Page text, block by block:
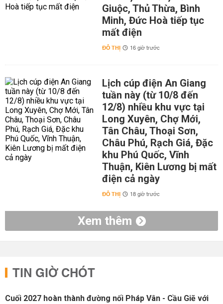
Giuộc, Thủ Thừa, Bình
Minh, Đức Hoà tiếp tục
mất điện
ĐÔ THỊ 16 giờ trước
Lịch cúp điện An Giang
tuần này (từ 10/8 đến
12/8) nhiều khu vực tại
Long Xuyên, Chợ Mới,
Tân Châu, Thoại Sơn,
Châu Phú, Rạch Giá, Đặc
khu Phú Quốc, Vĩnh
Thuận, Kiên Lương bị mất
điện cả ngày
ĐÔ THỊ 18 giờ trước
Xem thêm
TIN GIỜ CHÓT
Cuối 2027 hoàn thành đường nối Pháp Vân - Cầu Giẽ với